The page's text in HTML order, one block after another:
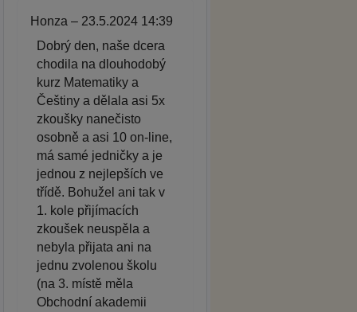
Honza – 23.5.2024 14:39
Dobrý den, naše dcera
chodila na dlouhodobý
kurz Matematiky a
Češtiny a dělala asi 5x
zkoušky nanečisto
osobně a asi 10 on-line,
má samé jedničky a je
jednou z nejlepších ve
třídě. Bohužel ani tak v
1. kole přijímacích
zkoušek neuspěla a
nebyla přijata ani na
jednu zvolenou školu
(na 3. místě měla
Obchodní akademii